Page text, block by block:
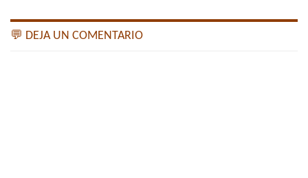
💬 DEJA UN COMENTARIO